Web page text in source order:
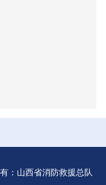
：山西省消防救援总队